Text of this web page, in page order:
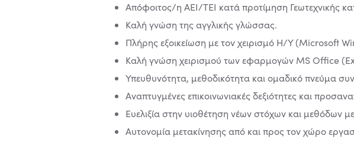
Απόφοιτος/η ΑΕΙ/ΤΕΙ κατά προτίμηση Γεωτεχνικής
Καλή γνώση της αγγλικής γλώσσας.
Πλήρης εξοικείωση με τον χειρισμό Η/Υ (Microsoft
Καλή γνώση χειρισμού των εφαρμογών MS Office
Υπευθυνότητα, μεθοδικότητα και ομαδικό πνεύμα
Αναπτυγμένες επικοινωνιακές δεξιότητες και
Ευελιξία στην υιοθέτηση νέων στόχων και μεθόδων
Αυτονομία μετακίνησης από και προς τον χώρο